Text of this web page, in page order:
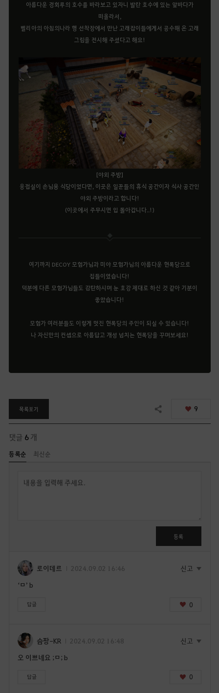
아름다운 경회루의 호수를 바라보고 있자니 발란 호수에 있는 앞바다가
떠올라서,
벨리아의 아침의나라 행 선착장에서 만난 고래잡이들에게서 공수해 온 고래
그림을 전시해 주셨다고 해요!
[야외 주방]
응접실이 손님용 식당이었다면, 이곳은 일꾼들의 휴식 공간이자 식사 공간인
야외 주방이라고 합니다!
(이곳에서 주무시면 입 돌아갑니다..!)
여기까지 DECOY 모험가님과 미야 모험가님의 아름다운 현록당으로
집들이였습니다!
덕분에 다른 모험가님들도 감탄하시며 눈 호강 제대로 하신 것 같아 기분이
좋았습니다!
모험가 여러분들도 이렇게 멋진 현록당의 주인이 되실 수 있습니다!
나 자신만의 컨셉으로 아름답고 개성 넘치는 현록당을 꾸며보세요!
목록보기 공유하기 9
댓글 6개
등록순 최신순
용
.
등록
로이데르 2024.09.02 16:46
신고
‘ㅁ’ b
답글 0
슴팡-KR 2024.09.02 16:48
신고
오 이쁘네요 ;ㅁ; b
답글 0